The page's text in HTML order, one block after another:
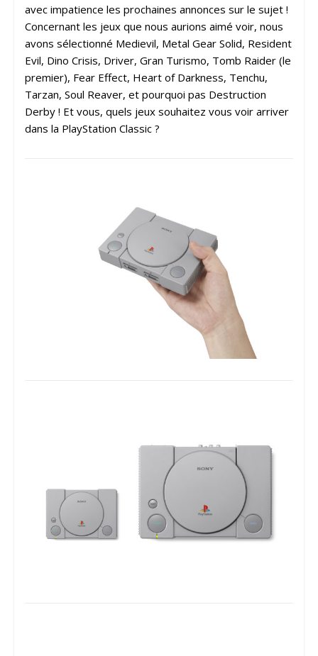
avec impatience les prochaines annonces sur le sujet !
Concernant les jeux que nous aurions aimé voir, nous
avons sélectionné Medievil, Metal Gear Solid, Resident
Evil, Dino Crisis, Driver, Gran Turismo, Tomb Raider (le
premier), Fear Effect, Heart of Darkness, Tenchu,
Tarzan, Soul Reaver, et pourquoi pas Destruction
Derby ! Et vous, quels jeux souhaitez vous voir arriver
dans la PlayStation Classic ?